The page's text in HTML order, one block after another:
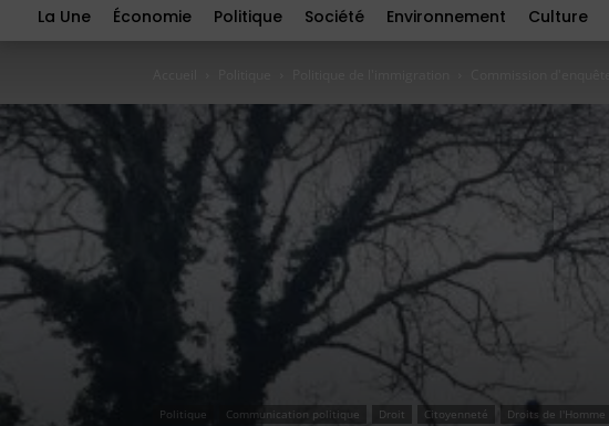
La Une Économie Politique Société Environnement Culture
Politique Communication politique Droit Citoyenneté Droits de l'Homme